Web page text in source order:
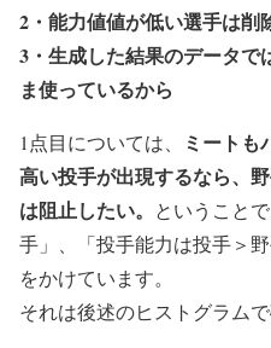
2・能力値値が低い選手は削
3・生成した結果のデータで
ま使っているから
1点目については、
ミートも
高い投手が出現するなら、
は阻止したい。 ということで
手」 、 「投手能力は投手＞野
をかけています。
それは後述のヒストグラムで